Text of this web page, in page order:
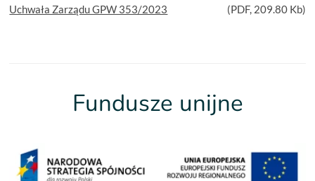
Uchwała Zarządu GPW 353/2023 (PDF, 209.80 Kb)
Fundusze unijne